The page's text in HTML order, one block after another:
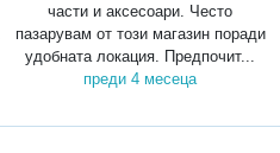
части и аксесоари. Често
пазарувам от този магазин поради
удобната локация. Предпочит...
преди 4 месеца